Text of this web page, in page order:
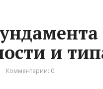
и
Комментарии: 0